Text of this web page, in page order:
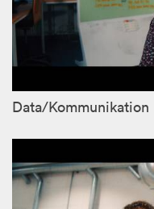
Data/Kommunikation